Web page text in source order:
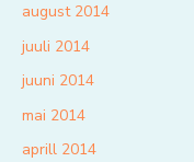
august 2014
juuli 2014
juuni 2014
mai 2014
aprill 2014